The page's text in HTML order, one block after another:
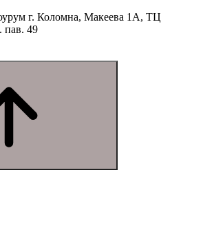
г. Коломна, Макеева 1А, ТЦ
пав. 49